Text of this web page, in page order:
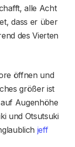
alle Acht
dass er über
des Vierten
öffnen und
größer ist
Augenhöhe
und Otsutsuki
jeff